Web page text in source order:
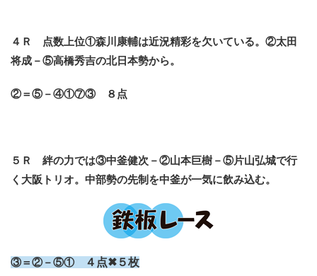
４Ｒ 点数上位①森川康輔は近況精彩を欠いている。②太田
将成－⑤高橋秀吉の北日本勢から。
②＝⑤－④①⑦③ ８点
５Ｒ 絆の力では③中釜健次－②山本巨樹－⑤片山弘城で行
く大阪トリオ。中部勢の先制を中釜が一気に飲み込む。
③＝②－⑤① ４点✖５枚